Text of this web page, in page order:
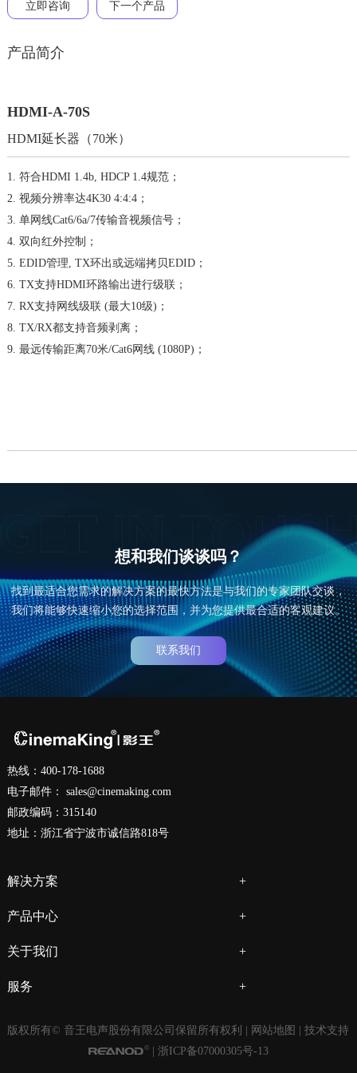
立即咨询 下一个产品
产品简介
HDMI-A-70S
HDMI延长器（70米）
1. 符合HDMI 1.4b, HDCP 1.4规范；
2. 视频分辨率达4K30 4:4:4；
3. 单网线Cat6/6a/7传输音视频信号；
4. 双向红外控制；
5. EDID管理, TX环出或远端拷贝EDID；
6. TX支持HDMI环路输出进行级联；
7. RX支持网线级联 (最大10级)；
8. TX/RX都支持音频剥离；
9. 最远传输距离70米/Cat6网线 (1080P)；
想和我们谈谈吗？
找到最适合您需求的解决方案的最快方法是与我们的专家团队交谈，
我们将能够快速缩小您的选择范围，并为您提供最合适的客观建议。
联系我们
热线：400-178-1688
电子邮件： sales@cinemaking.com
邮政编码：315140
地址：浙江省宁波市诚信路818号
解决方案
产品中心
关于我们
服务
版权所有© 音王电声股份有限公司保留所有权利 | 网站地图
| 技术支持
浙ICP备07000305号-13